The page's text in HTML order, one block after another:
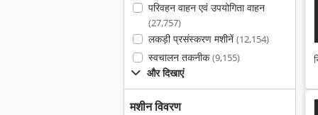
परिवहन वाहन एवं उपयोगिता वाहन
(27,757)
लकड़ी प्रसंस्करण मशीनें (12,154)
स्वचालन तकनीक(9,155)
और दिखाएं
मशीन विवरण